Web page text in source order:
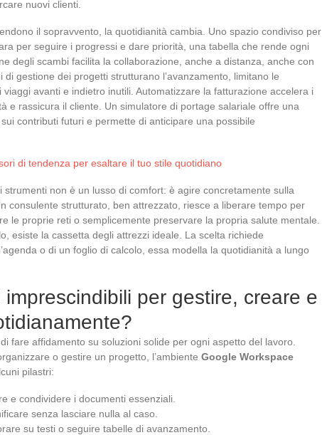
nuovi clienti.
il sopravvento, la quotidianità cambia. Uno spazio condiviso per
per seguire i progressi e dare priorità, una tabella che rende ogni
degli scambi facilita la collaborazione, anche a distanza, anche con
gestione dei progetti strutturano l’avanzamento, limitano le
avanti e indietro inutili. Automatizzare la fatturazione accelera i
e rassicura il cliente. Un simulatore di portage salariale offre una
contributi futuri e permette di anticipare una possibile
di tendenza per esaltare il tuo stile quotidiano
strumenti non è un lusso di comfort: è agire concretamente sulla
consulente strutturato, ben attrezzato, riesce a liberare tempo per
le proprie reti o semplicemente preservare la propria salute mentale.
esiste la cassetta degli attrezzi ideale. La scelta richiede
o di un foglio di calcolo, essa modella la quotidianità a lungo
per gestire, creare e
fare affidamento su soluzioni solide per ogni aspetto del lavoro.
o gestire un progetto, l’ambiente Google Workspace
pilastri:
e condividere i documenti essenziali.
senza lasciare nulla al caso.
su testi o seguire tabelle di avanzamento.